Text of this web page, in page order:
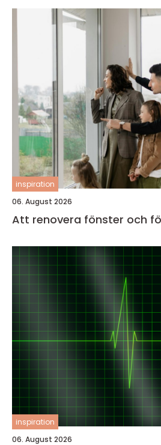
inspiration
06. August 2026
Att renovera fönster och
inspiration
06. August 2026